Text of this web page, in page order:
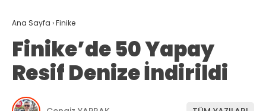
Ana Sayfa ›Finike
Finike’de 50 Yapay
Resif Denize İndirildi